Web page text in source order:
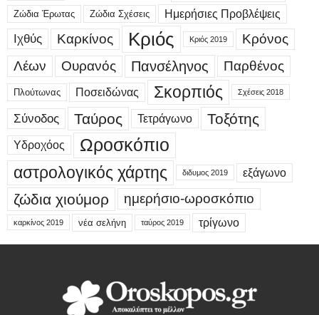
Ζώδια Έρωτας Ζώδια Σχέσεις Ημερήσιες Προβλέψεις
Ιχθύς Καρκίνος Κριός Κριός 2019
Κρόνος
Λέων
Ουρανός Πανσέληνος Παρθένος
Πλούτωνας Ποσειδώνας Σκορπιός Σχέσεις 2018
Σύνοδος Ταύρος Τετράγωνο Τοξότης
Υδροχόος Ωροσκόπιο
αστρολογικός χάρτης διδυμος 2019 εξάγωνο
ζώδια χιούμορ ημερήσιο-ωροσκόπιο
καρκίνος 2019 νέα σελήνη ταύρος 2019 τρίγωνο